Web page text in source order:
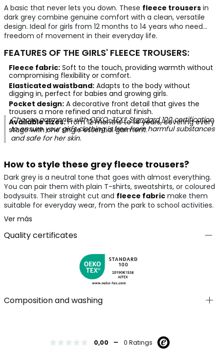
A basic that never lets you down. These fleece trousersin
dark grey combine genuine comfort with a clean, versatile
design. Ideal for girls from 12 months to 14 years who need
freedom of movement in their everyday life.
FEATURES OF THE GIRLS' FLEECE TROUSERS:
Fleece fabric:Soft to the touch, providing warmth without
compromising flexibility or comfort.
Elasticated waistband:Adapts to the body without
digging in, perfect for babies and growing girls.
Pocket design:A decorative front detail that gives the
trousers a more refined and natural finish.
Available sizes:From 12 months to 14 years, covering every
stage with one single essential garment.
Choose garments withOEKO-TEX® Standard 100certification
to ensure your girl's clothing is free from harmful substances
and safe for her skin.
How to style these grey fleece trousers?
Dark grey is a neutral tone that goes with almost everything.
You can pair them with plain T-shirts, sweatshirts, or coloured
bodysuits. Their straight cut and fleece fabricmake them
suitable for everyday wear, from the park to school activities.
Ver más
Quality certificates
Composition and washing
0,00 - 0 Ratings